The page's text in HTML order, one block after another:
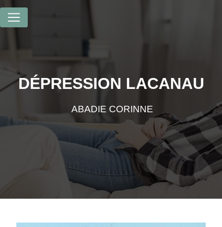
DÉPRESSION LACANAU
ABADIE CORINNE
Panneau de gestion des cookies